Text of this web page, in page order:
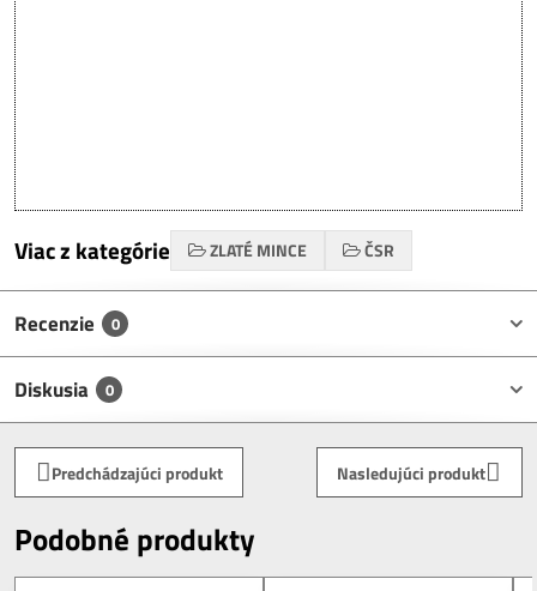
Viac z kategórie ZLATÉ MINCE ČSR
Recenzie 0
Diskusia 0
Predchádzajúci produkt Nasledujúci produkt
Podobné produkty